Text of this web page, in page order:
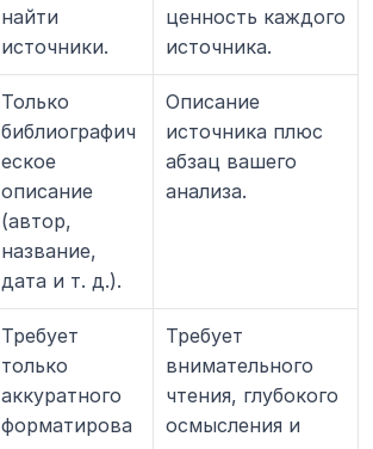
найти
источники.
ценность каждого
источника.
Только
библиографич
еское
описание
(автор,
название,
дата и т. д.).
Описание
источника плюс
абзац вашего
анализа.
Требует
только
аккуратного
форматирова
Требует
внимательного
чтения, глубокого
осмысления и